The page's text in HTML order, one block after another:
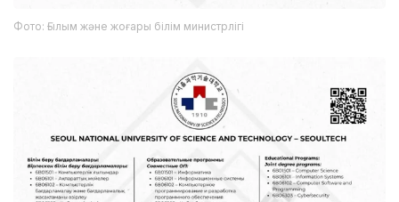
Фото: Ғылым және жоғары білім министрлігі